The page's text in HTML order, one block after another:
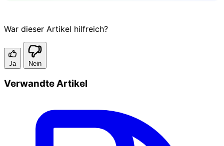
War dieser Artikel hilfreich?
Ja Nein
Verwandte Artikel